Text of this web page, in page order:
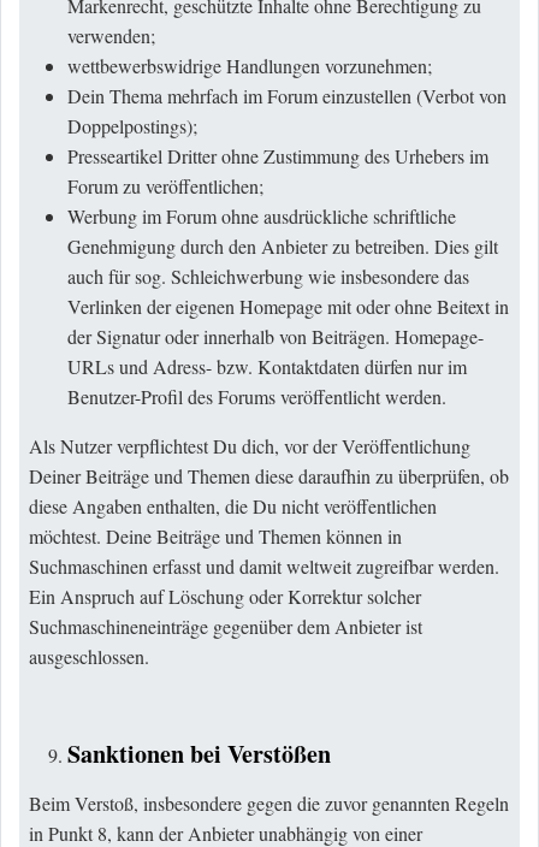
Markenrecht, geschützte Inhalte ohne Berechtigung zu
verwenden;
wettbewerbswidrige Handlungen vorzunehmen;
Dein Thema mehrfach im Forum einzustellen (Verbot von
Doppelpostings);
Presseartikel Dritter ohne Zustimmung des Urhebers im
Forum zu veröffentlichen;
Werbung im Forum ohne ausdrückliche schriftliche
Genehmigung durch den Anbieter zu betreiben. Dies gilt
auch für sog. Schleichwerbung wie insbesondere das
Verlinken der eigenen Homepage mit oder ohne Beitext in
der Signatur oder innerhalb von Beiträgen. Homepage-
URLs und Adress- bzw. Kontaktdaten dürfen nur im
Benutzer-Profil des Forums veröffentlicht werden.
Als Nutzer verpflichtest Du dich, vor der Veröffentlichung
Deiner Beiträge und Themen diese daraufhin zu überprüfen, ob
diese Angaben enthalten, die Du nicht veröffentlichen
möchtest. Deine Beiträge und Themen können in
Suchmaschinen erfasst und damit weltweit zugreifbar werden.
Ein Anspruch auf Löschung oder Korrektur solcher
Suchmaschineneinträge gegenüber dem Anbieter ist
ausgeschlossen.
Sanktionen bei Verstößen
Beim Verstoß, insbesondere gegen die zuvor genannten Regeln
in Punkt 8, kann der Anbieter unabhängig von einer